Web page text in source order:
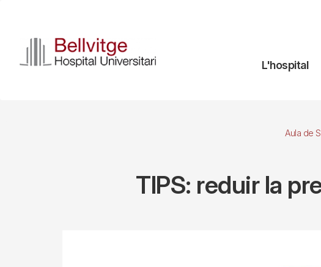
contingut
L'hospital
Aula de
TIPS: reduir la